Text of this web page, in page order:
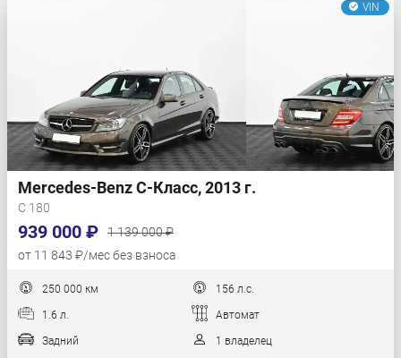
VIN
Mercedes-Benz C-Класс, 2013 г.
C 180
939 000 ₽
1 139 000 ₽
от 11 843 ₽/мес без взноса
250 000 км 156 л.с.
1.6 л. Автомат
Задний 1 владелец